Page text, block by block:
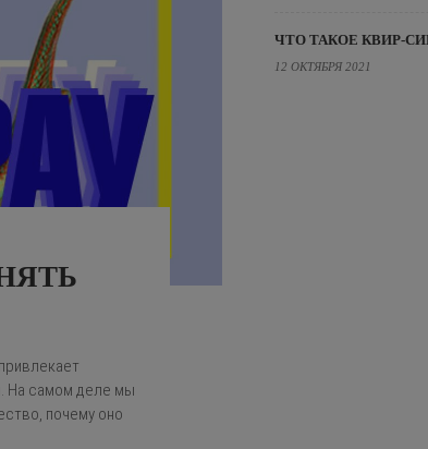
На самом деле мы
почему оно
ЧТО ТАКОЕ КВИР-
12 ОКТЯБРЯ 2021